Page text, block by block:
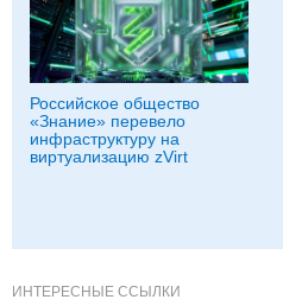
Российское общество
«Знание» перевело
инфраструктуру на
виртуализацию zVirt
ИНТЕРЕСНЫЕ ССЫЛКИ